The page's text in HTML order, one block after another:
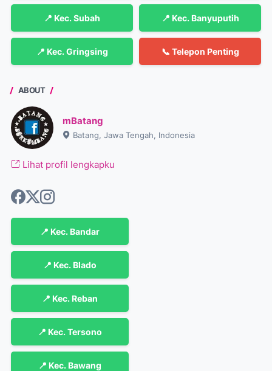
📍 Kec. Subah 📍 Kec. Banyuputih
📍 Kec. Gringsing 📞 Telepon Penting
ABOUT
mBatang
Batang, Jawa Tengah, Indonesia
Lihat profil lengkapku
📍 Kec. Bandar
📍 Kec. Blado
📍 Kec. Reban
📍 Kec. Tersono
📍 Kec. Bawang